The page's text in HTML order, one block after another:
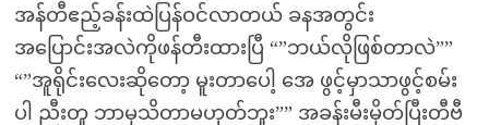
အန်တီဧည့်ခန်းထဲပြန်ဝင်လာတယ် ခနအတွင်း
အပြောင်းအလဲကိုဖန်တီးထားပြီ “”ဘယ်လိုဖြစ်တာလဲ””
“”အူရိုင်းလေးဆိုတော့ မူးတာပေါ့ အေ ဖွင့်မှာသာဖွင့်စမ်း
ပါ ညီးတူ ဘာမှသိတာမဟုတ်ဘူး”” အခန်းမီးမှိတ်ပြီးတီဗီ